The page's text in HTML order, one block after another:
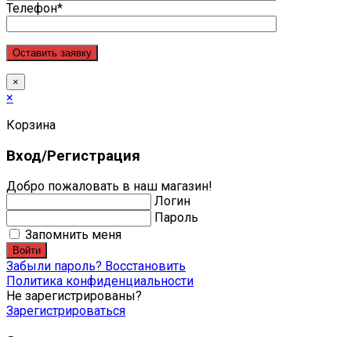
Телефон*
×
×
Корзина
Вход/Регистрация
Добро пожаловать в наш магазин!
Логин
Пароль
Запомнить меня
Войти
Забыли пароль? Восстановить
Политика конфиденциальности
Не зарегистрированы?
Зарегистрироваться